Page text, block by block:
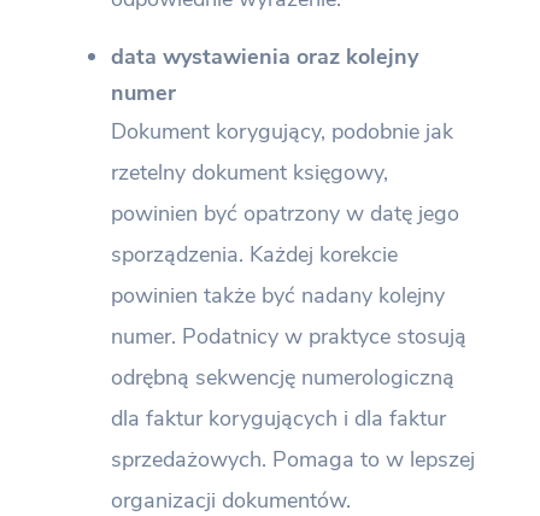
data wystawienia oraz kolejny
numer
Dokument korygujący, podobnie jak
rzetelny dokument księgowy,
powinien być opatrzony w datę jego
sporządzenia. Każdej korekcie
powinien także być nadany kolejny
numer. Podatnicy w praktyce stosują
odrębną sekwencję numerologiczną
dla faktur korygujących i dla faktur
sprzedażowych. Pomaga to w lepszej
organizacji dokumentów.